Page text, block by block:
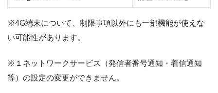
※4G端末について、制限事項以外にも一部機能が使えな
い可能性があります。
※１ネットワークサービス（発信者番号通知・着信通知
等）の設定の変更ができません。